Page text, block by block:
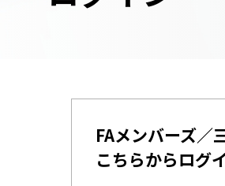
FAメンバーズ／
こちらからログ